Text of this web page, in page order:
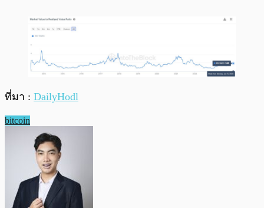
ที่มา : DailyHodl
bitcoin